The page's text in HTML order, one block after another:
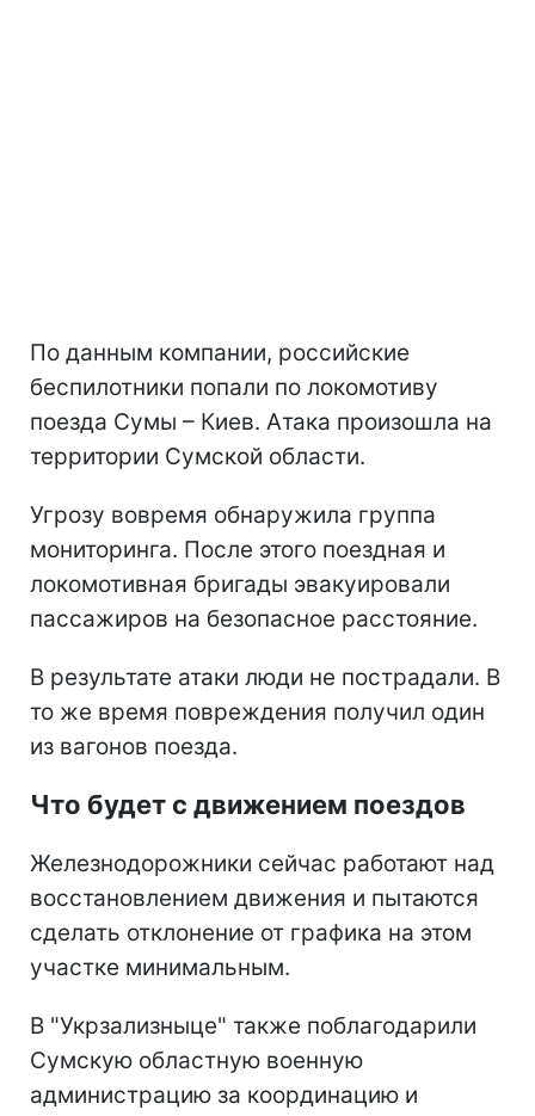
По данным компании, российские
беспилотники попали по локомотиву
поезда Сумы – Киев. Атака произошла на
территории Сумской области.
Угрозу вовремя обнаружила группа
мониторинга. После этого поездная и
локомотивная бригады эвакуировали
пассажиров на безопасное расстояние.
В результате атаки люди не пострадали. В
то же время повреждения получил один
из вагонов поезда.
Что будет с движением поездов
Железнодорожники сейчас работают над
восстановлением движения и пытаются
сделать отклонение от графика на этом
участке минимальным.
В "Укрзализныце" также поблагодарили
Сумскую областную военную
администрацию за координацию и